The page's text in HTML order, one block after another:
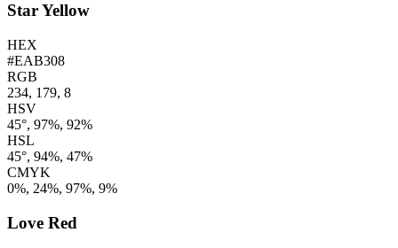
Star Yellow
HEX
#EAB308
RGB
234, 179, 8
HSV
45°, 97%, 92%
HSL
45°, 94%, 47%
CMYK
0%, 24%, 97%, 9%
Love Red